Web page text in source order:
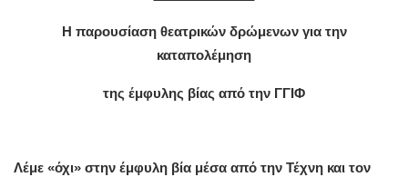
Η παρουσίαση θεατρικών δρώμενων για την
καταπολέμηση
της έμφυλης βίας από την ΓΓΙΦ
Λέμε «όχι» στην έμφυλη βία μέσα από την Τέχνη και τον